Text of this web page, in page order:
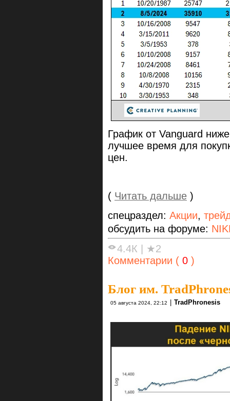
График от Vanguard
лучшее время для
цен.
( Читать дальше )
спецраздел: Акции,
обсудить на форуме:
4.4К
★2
Комментарии ( 0 )
Блог им.
05 августа 2024, 22:12 TradPhronesis